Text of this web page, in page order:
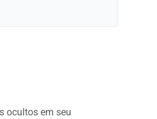
ocultos em seu